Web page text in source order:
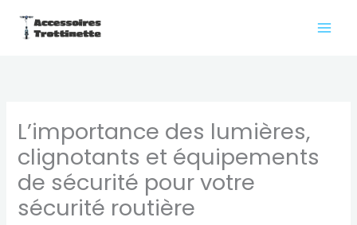
L’importance des lumières,
clignotants et équipements
de sécurité pour votre
sécurité routière